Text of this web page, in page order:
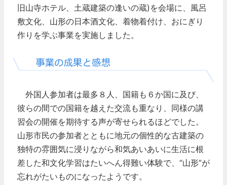
旧山寺ホテル、土蔵建築の逢いの蔵)を会場に、風呂
敷文化、山形の日本酒文化、着物着付け、おにぎり
作りを学ぶ事業を実施しました。
外国人参加者は最多８人、国籍も６か国に及び、
彼らの間での国籍を越えた交流も重なり、同様の講
習会の開催を期待する声が寄せられるほどでした。
山形市民の参加者とともに地元の個性的な古建築の
独特の雰囲気に浸りながら和気あいあいに生活に根
差した和文化学習はたいへん得難い体験で、“山形”が
忘れがたいものになったようです。